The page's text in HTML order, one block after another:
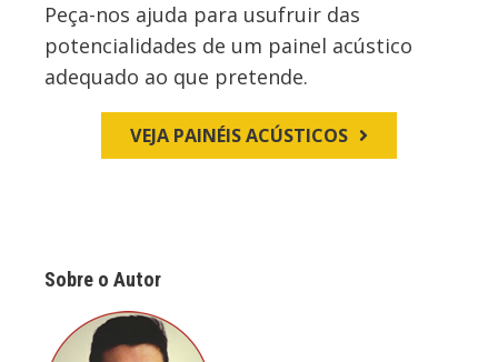
Peça-nos ajuda para usufruir das
potencialidades de um painel acústico
adequado ao que pretende.
VEJA PAINÉIS ACÚSTICOS
Sobre o Autor